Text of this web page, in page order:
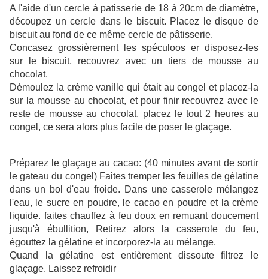
A l'aide d'un cercle à patisserie de 18 à 20cm de diamètre,
découpez un cercle dans le biscuit. Placez le disque de
biscuit au fond de ce même cercle de pâtisserie.
Concasez grossièrement les spéculoos er disposez-les
sur le biscuit, recouvrez avec un tiers de mousse au
chocolat.
Démoulez la crème vanille qui était au congel et placez-la
sur la mousse au chocolat, et pour finir recouvrez avec le
reste de mousse au chocolat, placez le tout 2 heures au
congel, ce sera alors plus facile de poser le glaçage.
Préparez le glaçage au cacao: (40 minutes avant de sortir
le gateau du congel) Faites tremper les feuilles de gélatine
dans un bol d'eau froide. Dans une casserole mélangez
l'eau, le sucre en poudre, le cacao en poudre et la crème
liquide. faites chauffez à feu doux en remuant doucement
jusqu'à ébullition, Retirez alors la casserole du feu,
égouttez la gélatine et incorporez-la au mélange.
Quand la gélatine est entièrement dissoute filtrez le
glaçage. Laissez refroidir